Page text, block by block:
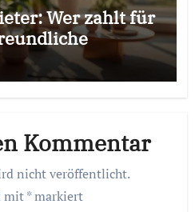
Wer zahlt für
Kommentar
nicht veröffentlicht.
mit*markiert